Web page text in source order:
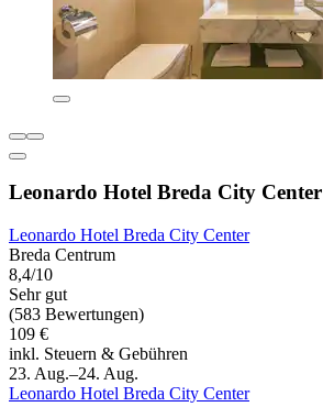
Leonardo Hotel Breda City Center
Leonardo Hotel Breda City Center
Breda Centrum
8,4/10
Sehr gut
(583 Bewertungen)
109 €
inkl. Steuern & Gebühren
23. Aug.–24. Aug.
Leonardo Hotel Breda City Center